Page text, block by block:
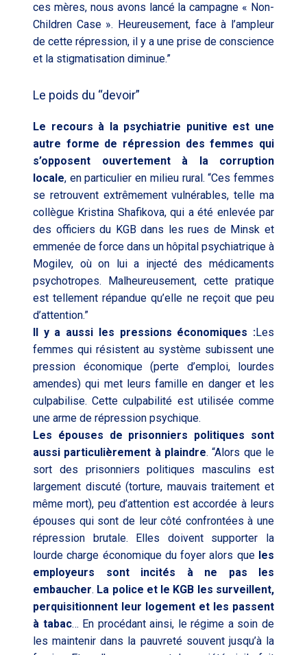
ces mères, nous avons lancé la campagne « Non-
Children Case ». Heureusement, face à l’ampleur
de cette répression, il y a une prise de conscience
et la stigmatisation diminue.”
Le poids du “devoir”
Le recours à la psychiatrie punitive est une
autre forme de répression des femmes qui
s’opposent ouvertement à la corruption
locale, en particulier en milieu rural. “Ces femmes
se retrouvent extrêmement vulnérables, telle ma
collègue Kristina Shafikova, qui a été enlevée par
des officiers du KGB dans les rues de Minsk et
emmenée de force dans un hôpital psychiatrique à
Mogilev, où on lui a injecté des médicaments
psychotropes. Malheureusement, cette pratique
est tellement répandue qu’elle ne reçoit que peu
d’attention.”
Il y a aussi les pressions économiques :Les
femmes qui résistent au système subissent une
pression économique (perte d’emploi, lourdes
amendes) qui met leurs famille en danger et les
culpabilise. Cette culpabilité est utilisée comme
une arme de répression psychique.
Les épouses de prisonniers politiques sont
aussi particulièrement à plaindre. “Alors que le
sort des prisonniers politiques masculins est
largement discuté (torture, mauvais traitement et
même mort), peu d’attention est accordée à leurs
épouses qui sont de leur côté confrontées à une
répression brutale. Elles doivent supporter la
lourde charge économique du foyer alors que les
employeurs sont incités à ne pas les
embaucher. La police et le KGB les surveillent,
perquisitionnent leur logement et les passent
à tabac… En procédant ainsi, le régime a soin de
les maintenir dans la pauvreté souvent jusqu’à la